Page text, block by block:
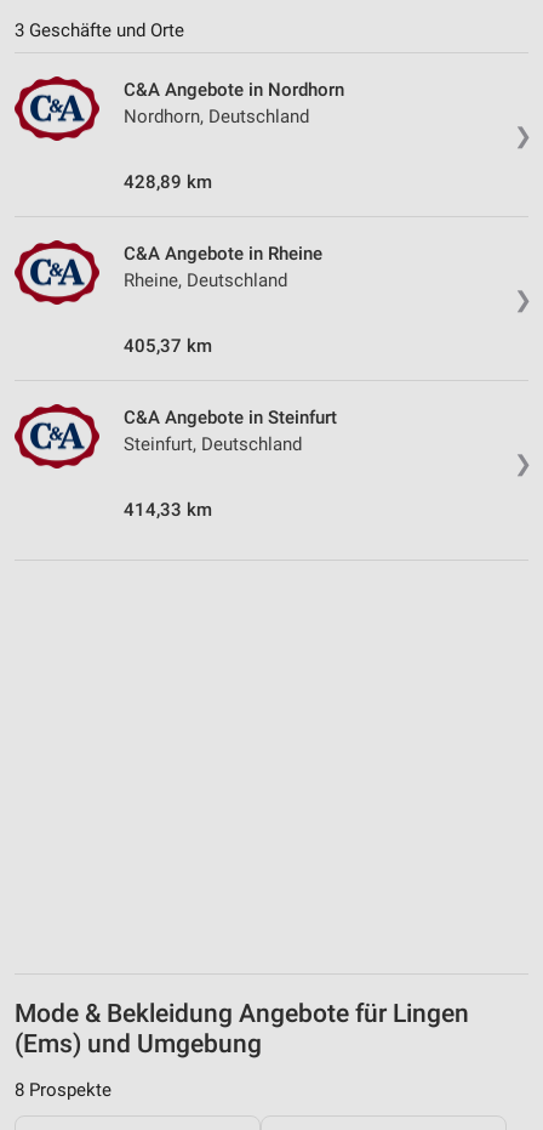
3 Geschäfte und Orte
❯
C&A Angebote in Nordhorn
Nordhorn, Deutschland
428,89 km
❯
C&A Angebote in Rheine
Rheine, Deutschland
405,37 km
❯
C&A Angebote in Steinfurt
Steinfurt, Deutschland
414,33 km
Mode & Bekleidung Angebote für Lingen
(Ems) und Umgebung
8 Prospekte